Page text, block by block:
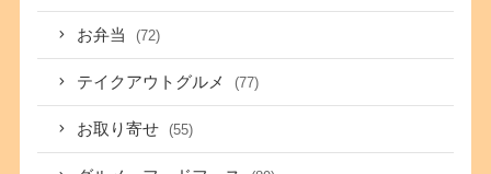
お弁当 (72)
テイクアウトグルメ (77)
お取り寄せ (55)